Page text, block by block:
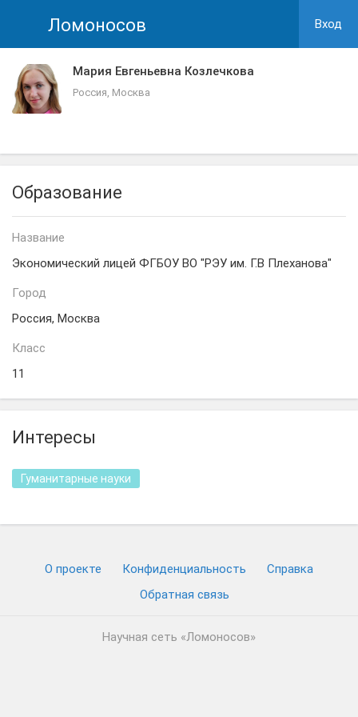
Ломоносов Вход
Мария Евгеньевна Козлечкова
Россия, Москва
Образование
Название
Экономический лицей ФГБОУ ВО "РЭУ им. Г.В Плеханова"
Город
Россия, Москва
Класс
11
Интересы
Гуманитарные науки
О проекте Конфиденциальность
Cправка
Обратная связь
Научная сеть «Ломоносов»